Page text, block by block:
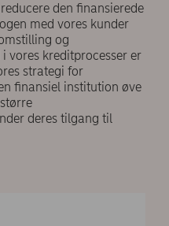
den finansierede
med vores kunder
og
vores kreditprocesser er
strategi for
finansiel institution øve
deres tilgang til